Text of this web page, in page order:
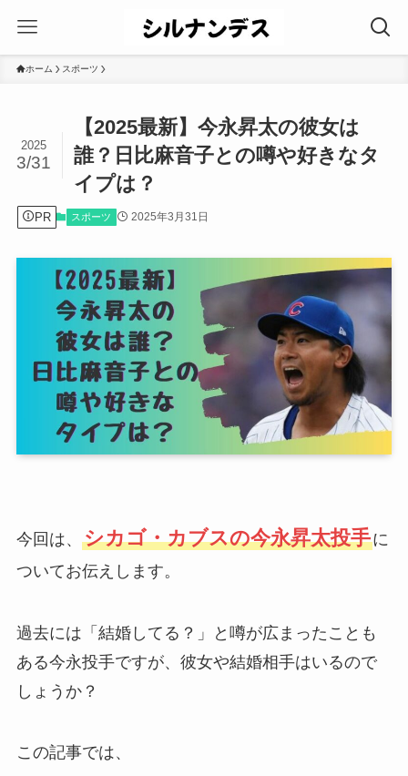
ホーム スポーツ
【2025最新】今永昇太の彼女は
誰？日比麻音子との噂や好きなタ
イプは？
2025
3/31
PR スポーツ 2025年3月31日
今回は、 シカゴ・カブスの今永昇太投手に
ついてお伝えします。
過去には「結婚してる？」と噂が広まったことも
ある今永投手ですが、彼女や結婚相手はいるので
しょうか？
この記事では、